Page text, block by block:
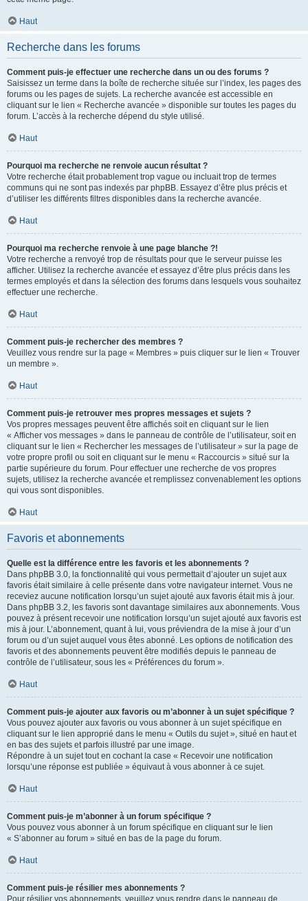
Haut
Recherche dans les forums
Comment puis-je effectuer une recherche dans un ou des forums ?
Saisissez un terme dans la boîte de recherche située sur l’index, les pages des
forums ou les pages de sujets. La recherche avancée est accessible en
cliquant sur le lien « Recherche avancée » disponible sur toutes les pages du
forum. L’accès à la recherche dépend du style utilisé.
Haut
Pourquoi ma recherche ne renvoie aucun résultat ?
Votre recherche était probablement trop vague ou incluait trop de termes
communs qui ne sont pas indexés par phpBB. Essayez d’être plus précis et
d’utiliser les différents filtres disponibles dans la recherche avancée.
Haut
Pourquoi ma recherche renvoie à une page blanche ?!
Votre recherche a renvoyé trop de résultats pour que le serveur puisse les
afficher. Utilisez la recherche avancée et essayez d’être plus précis dans les
termes employés et dans la sélection des forums dans lesquels vous souhaitez
effectuer une recherche.
Haut
Comment puis-je rechercher des membres ?
Veuillez vous rendre sur la page « Membres » puis cliquer sur le lien « Trouver
un membre ».
Haut
Comment puis-je retrouver mes propres messages et sujets ?
Vos propres messages peuvent être affichés soit en cliquant sur le lien
« Afficher vos messages » dans le panneau de contrôle de l’utilisateur, soit en
cliquant sur le lien « Rechercher les messages de l’utilisateur » sur la page de
votre propre profil ou soit en cliquant sur le menu « Raccourcis » situé sur la
partie supérieure du forum. Pour effectuer une recherche de vos propres
sujets, utilisez la recherche avancée et remplissez convenablement les options
qui vous sont disponibles.
Haut
Favoris et abonnements
Quelle est la différence entre les favoris et les abonnements ?
Dans phpBB 3.0, la fonctionnalité qui vous permettait d’ajouter un sujet aux
favoris était similaire à celle présente dans votre navigateur internet. Vous ne
receviez aucune notification lorsqu’un sujet ajouté aux favoris était mis à jour.
Dans phpBB 3.2, les favoris sont davantage similaires aux abonnements. Vous
pouvez à présent recevoir une notification lorsqu’un sujet ajouté aux favoris est
mis à jour. L’abonnement, quant à lui, vous préviendra de la mise à jour d’un
forum ou d’un sujet auquel vous êtes abonné. Les options de notification des
favoris et des abonnements peuvent être modifiés depuis le panneau de
contrôle de l’utilisateur, sous les « Préférences du forum ».
Haut
Comment puis-je ajouter aux favoris ou m’abonner à un sujet spécifique ?
Vous pouvez ajouter aux favoris ou vous abonner à un sujet spécifique en
cliquant sur le lien approprié dans le menu « Outils du sujet », situé en haut et
en bas des sujets et parfois illustré par une image.
Répondre à un sujet tout en cochant la case « Recevoir une notification
lorsqu’une réponse est publiée » équivaut à vous abonner à ce sujet.
Haut
Comment puis-je m’abonner à un forum spécifique ?
Vous pouvez vous abonner à un forum spécifique en cliquant sur le lien
« S’abonner au forum » situé en bas de la page du forum.
Haut
Comment puis-je résilier mes abonnements ?
Pour résilier vos abonnements, veuillez vous rendre dans le panneau de